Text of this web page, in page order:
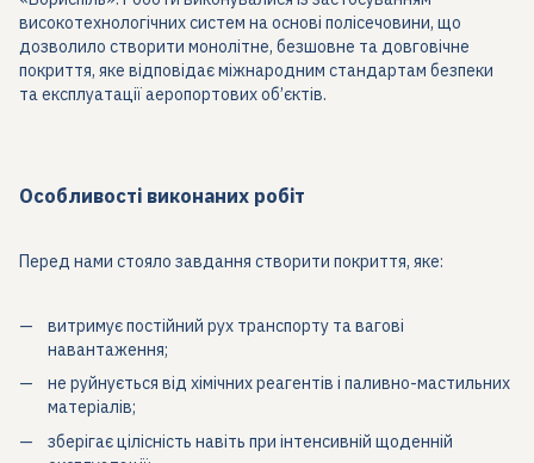
високотехнологічних систем на основі полісечовини, що
дозволило створити монолітне, безшовне та довговічне
покриття, яке відповідає міжнародним стандартам безпеки
та експлуатації аеропортових об’єктів.
Особливості виконаних робіт
Перед нами стояло завдання створити покриття, яке:
витримує постійний рух транспорту та вагові
навантаження;
не руйнується від хімічних реагентів і паливно-мастильних
матеріалів;
зберігає цілісність навіть при інтенсивній щоденній